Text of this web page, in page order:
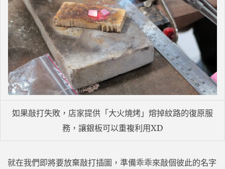
如果敲打失敗，店家提供「大火燒烤」熔掉紋路的復原服
務，讓銀板可以重複利用XD
就在我們即將要放棄敲打插圖，準備乖乖來敲個彼此的名字